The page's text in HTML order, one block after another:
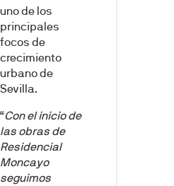
uno de los
principales
focos de
crecimiento
urbano de
Sevilla.
“Con el inicio de
las obras de
Residencial
Moncayo
seguimos